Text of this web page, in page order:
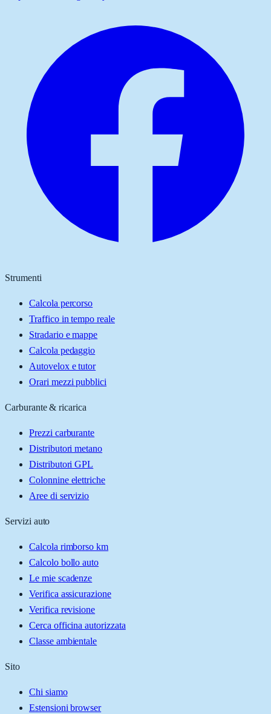
Strumenti
Calcola percorso
Traffico in tempo reale
Stradario e mappe
Calcola pedaggio
Autovelox e tutor
Orari mezzi pubblici
Carburante & ricarica
Prezzi carburante
Distributori metano
Distributori GPL
Colonnine elettriche
Aree di servizio
Servizi auto
Calcola rimborso km
Calcolo bollo auto
Le mie scadenze
Verifica assicurazione
Verifica revisione
Cerca officina autorizzata
Classe ambientale
Sito
Chi siamo
Estensioni browser